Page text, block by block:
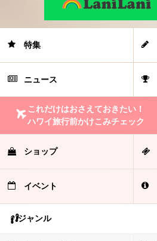
特集
ニュース
これだけはおさえておきたい！
ハワイ旅行前かけこみチェック
ショップ
イベント
ジャンル